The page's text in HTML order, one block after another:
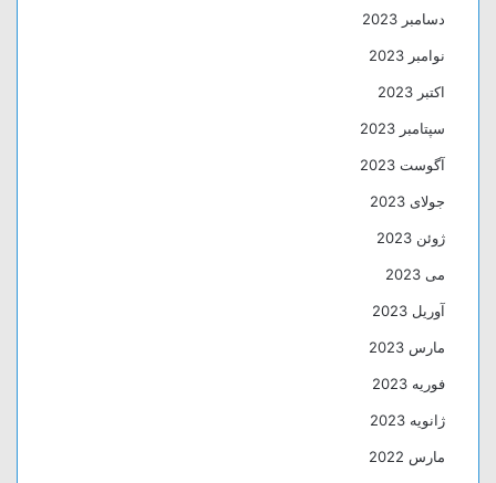
دسامبر 2023
نوامبر 2023
اکتبر 2023
سپتامبر 2023
آگوست 2023
جولای 2023
ژوئن 2023
می 2023
آوریل 2023
مارس 2023
فوریه 2023
ژانویه 2023
مارس 2022